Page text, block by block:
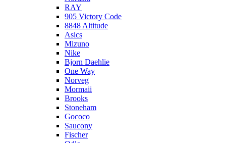
RAY
905 Victory Code
8848 Altitude
Asics
Mizuno
Nike
Bjorn Daehlie
One Way
Norveg
Mormaii
Brooks
Stoneham
Gococo
Saucony
Fischer